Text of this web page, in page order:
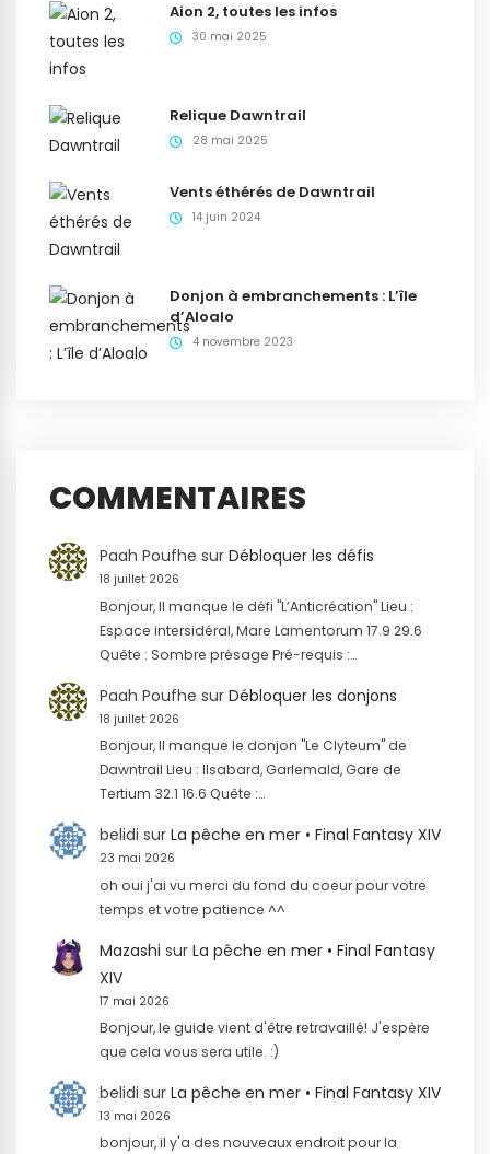
Aion 2, toutes les infos
30 mai 2025
Relique Dawntrail
28 mai 2025
Vents éthérés de Dawntrail
14 juin 2024
Donjon à embranchements : L’île
d’Aloalo
4 novembre 2023
COMMENTAIRES
Paah Poufhe sur Débloquer les défis
18 juillet 2026
Bonjour, Il manque le défi "L’Anticréation" Lieu :
Espace intersidéral, Mare Lamentorum 17.9 29.6
Quête : Sombre présage Pré-requis :…
Paah Poufhe sur Débloquer les donjons
18 juillet 2026
Bonjour, Il manque le donjon "Le Clyteum" de
Dawntrail Lieu : Ilsabard, Garlemald, Gare de
Tertium 32.1 16.6 Quête :…
belidi sur La pêche en mer • Final Fantasy XIV
23 mai 2026
oh oui j'ai vu merci du fond du coeur pour votre
temps et votre patience ^^
Mazashi sur La pêche en mer • Final Fantasy
XIV
17 mai 2026
Bonjour, le guide vient d'être retravaillé! J'espère
que cela vous sera utile. :)
belidi sur La pêche en mer • Final Fantasy XIV
13 mai 2026
bonjour, il y'a des nouveaux endroit pour la